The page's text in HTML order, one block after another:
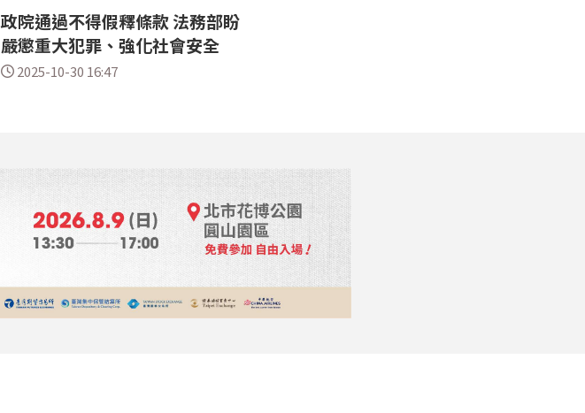
政院通過不得假釋條款 法務部盼
嚴懲重大犯罪、強化社會安全
2025-10-30 16:47